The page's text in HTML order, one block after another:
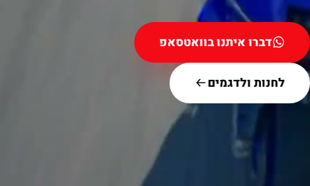
דברו איתנו בוואטסאפ
לחנות ולדגמים